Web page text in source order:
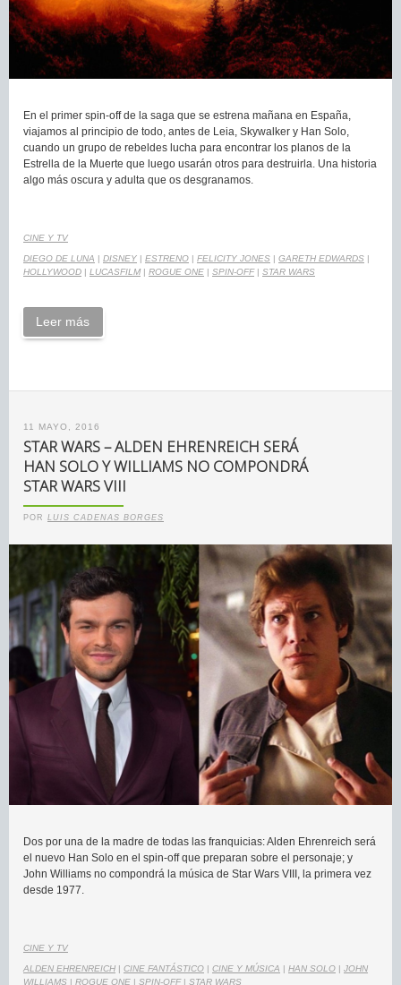
En el primer spin-off de la saga que se estrena mañana en España,
viajamos al principio de todo, antes de Leia, Skywalker y Han Solo,
cuando un grupo de rebeldes lucha para encontrar los planos de la
Estrella de la Muerte que luego usarán otros para destruirla. Una historia
algo más oscura y adulta que os desgranamos.
CINE Y TV
DIEGO DE LUNA DISNEY ESTRENO FELICITY JONES GARETH EDWARDS
HOLLYWOOD
LUCASFILM ROGUE ONE SPIN-OFF| STAR WARS
Leer más
11 MAYO, 2016
STAR WARS – ALDEN EHRENREICH SERÁ
HAN SOLO Y WILLIAMS NO COMPONDRÁ
STAR WARS VIII
POR LUIS CADENAS BORGES
Dos por una de la madre de todas las franquicias: Alden Ehrenreich será
el nuevo Han Solo en el spin-off que preparan sobre el personaje; y
John Williams no compondrá la música de Star Wars VIII, la primera vez
desde 1977.
CINE Y TV
ALDEN EHRENREICH | CINE FANTÁSTICO | CINE Y MÚSICA | HAN SOLO | JOHN
WILLIAMS | ROGUE ONE | SPIN-OFF| STAR WARS